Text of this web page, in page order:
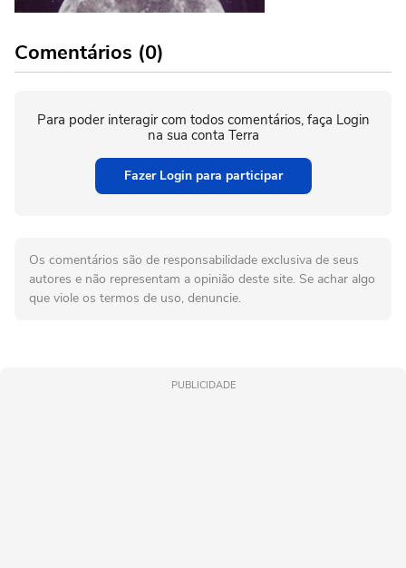
Comentários (0)
Para poder interagir com todos comentários, faça Login
na sua conta Terra
Fazer Login para participar
Os comentários são de responsabilidade exclusiva de seus
autores e não representam a opinião deste site. Se achar algo
que viole os termos de uso, denuncie.
PUBLICIDADE